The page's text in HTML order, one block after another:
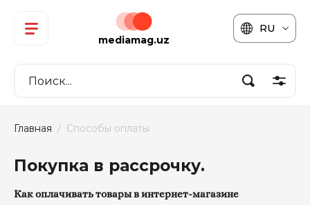
mediamag.uz
RU
Главная /  Способы оплаты
Покупка в рассрочку.
Как оплачивать товары в интернет-магазине